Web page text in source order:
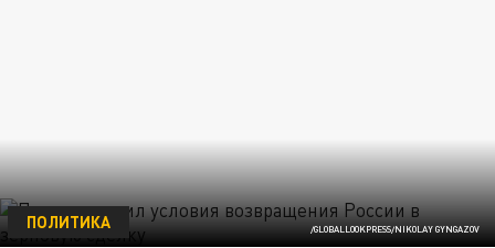
/GLOBALLOOKPRESS/NIKOLAY GYNGAZOV
ПОЛИТИКА